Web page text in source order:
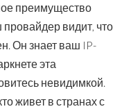
преимущество
видит, что
Он знает ваш IP-
эта
невидимкой.
живет в странах с